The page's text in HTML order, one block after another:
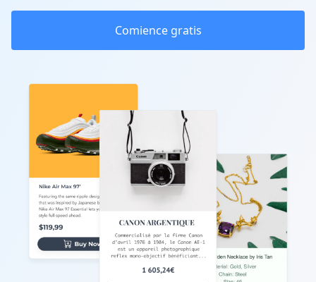
Comience gratis